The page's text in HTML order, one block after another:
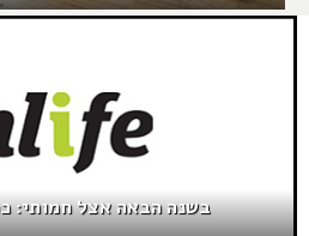
בשנה הבאה אצל חמותי: